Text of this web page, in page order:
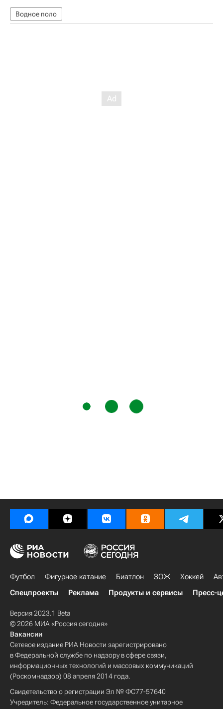
Водное поло
Футбол Фигурное катание Биатлон ЗОЖ Хоккей
Спецпроекты
Реклама Продукты и сервисы Пресс-
Версия 2023.1 Beta
© 2026 МИА «Россия сегодня»
Вакансии
Сетевое издание РИА Новости зарегистрировано
в Федеральной службе по надзору в сфере связи,
информационных технологий и массовых коммуникаций
(Роскомнадзор) 08 апреля 2014 года.
Свидетельство о регистрации Эл № ФС77-57640
Учредитель: Федеральное государственное унитарное